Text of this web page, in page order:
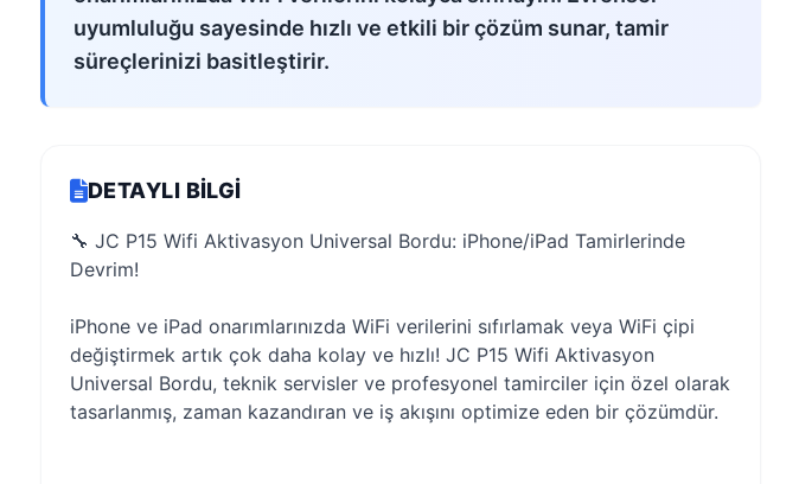
uyumluluğu sayesinde hızlı ve etkili bir çözüm sunar, tamir
süreçlerinizi basitleştirir.
DETAYLI BILGI
🔧 JC P15 Wifi Aktivasyon Universal Bordu: iPhone/iPad Tamirlerinde
Devrim!
iPhone ve iPad onarımlarınızda WiFi verilerini sıfırlamak veya WiFi çipi
değiştirmek artık çok daha kolay ve hızlı! JC P15 Wifi Aktivasyon
Universal Bordu, teknik servisler ve profesyonel tamirciler için özel olarak
tasarlanmış, zaman kazandıran ve iş akışını optimize eden bir çözümdür.